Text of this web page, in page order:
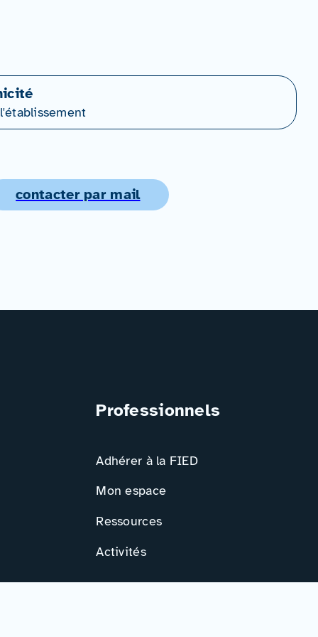
contacter par mail
Professionnels
Adhérer à la FIED
Mon espace
Ressources
Activités